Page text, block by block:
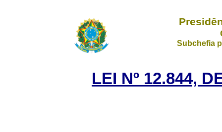
Subchefia
LEI Nº 12.844,